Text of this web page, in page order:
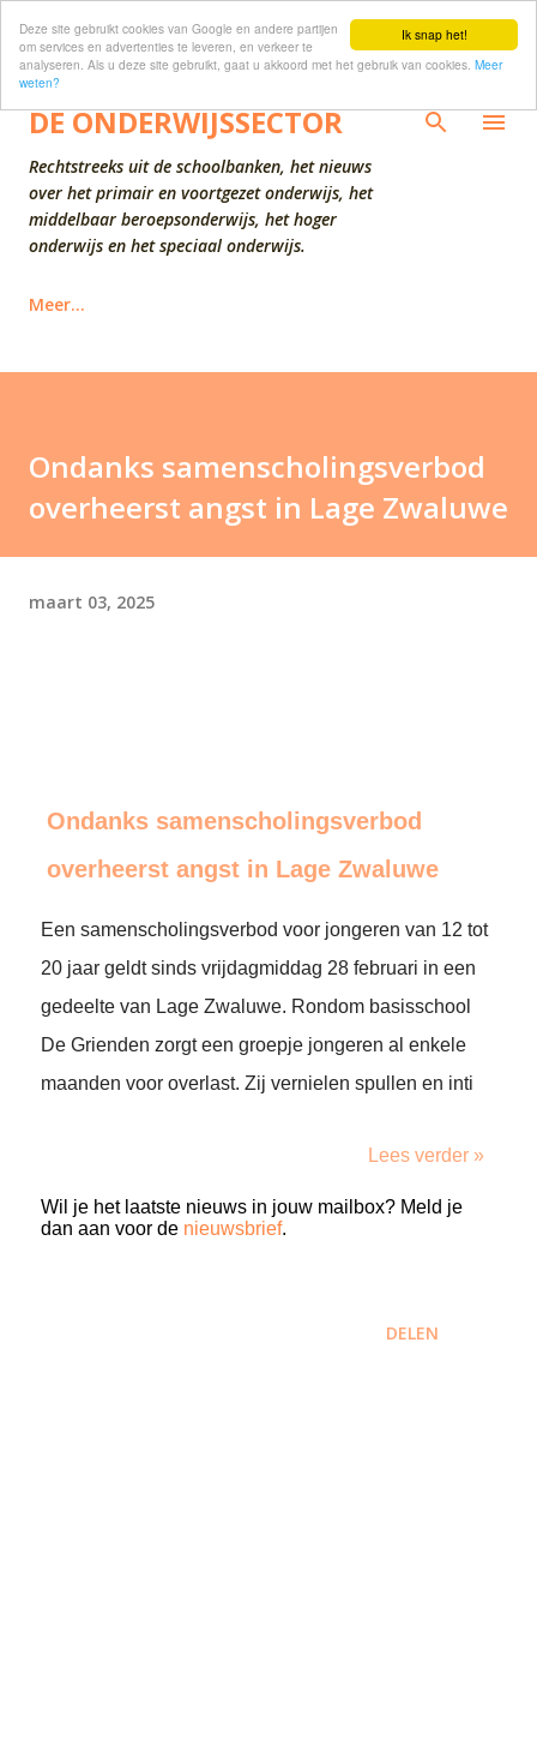
Ik snap het!
Deze site gebruikt cookies van Google en andere partijen
om services en advertenties te leveren, en verkeer te
analyseren. Als u deze site gebruikt, gaat u akkoord met het gebruik van cookies. Meer
weten?
Doorgaan naar hoofdcontent
DE ONDERWIJSSECTOR
Rechtstreeks uit de schoolbanken, het nieuws
over het primair en voortgezet onderwijs, het
middelbaar beroepsonderwijs, het hoger
onderwijs en het speciaal onderwijs.
Meer…
Ondanks samenscholingsverbod
overheerst angst in Lage Zwaluwe
maart 03, 2025
Ondanks samenscholingsverbod
overheerst angst in Lage Zwaluwe
Een samenscholingsverbod voor jongeren van 12 tot
20 jaar geldt sinds vrijdagmiddag 28 februari in een
gedeelte van Lage Zwaluwe. Rondom basisschool
De Grienden zorgt een groepje jongeren al enkele
maanden voor overlast. Zij vernielen spullen en inti
Lees verder »
Wil je het laatste nieuws in jouw mailbox? Meld je
dan aan voor de nieuwsbrief.
DELEN